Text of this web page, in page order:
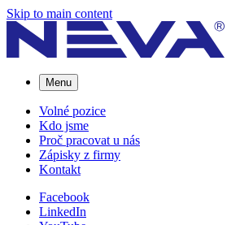
Skip to main content
Menu
Volné pozice
Kdo jsme
Proč pracovat u nás
Zápisky z firmy
Kontakt
Facebook
LinkedIn